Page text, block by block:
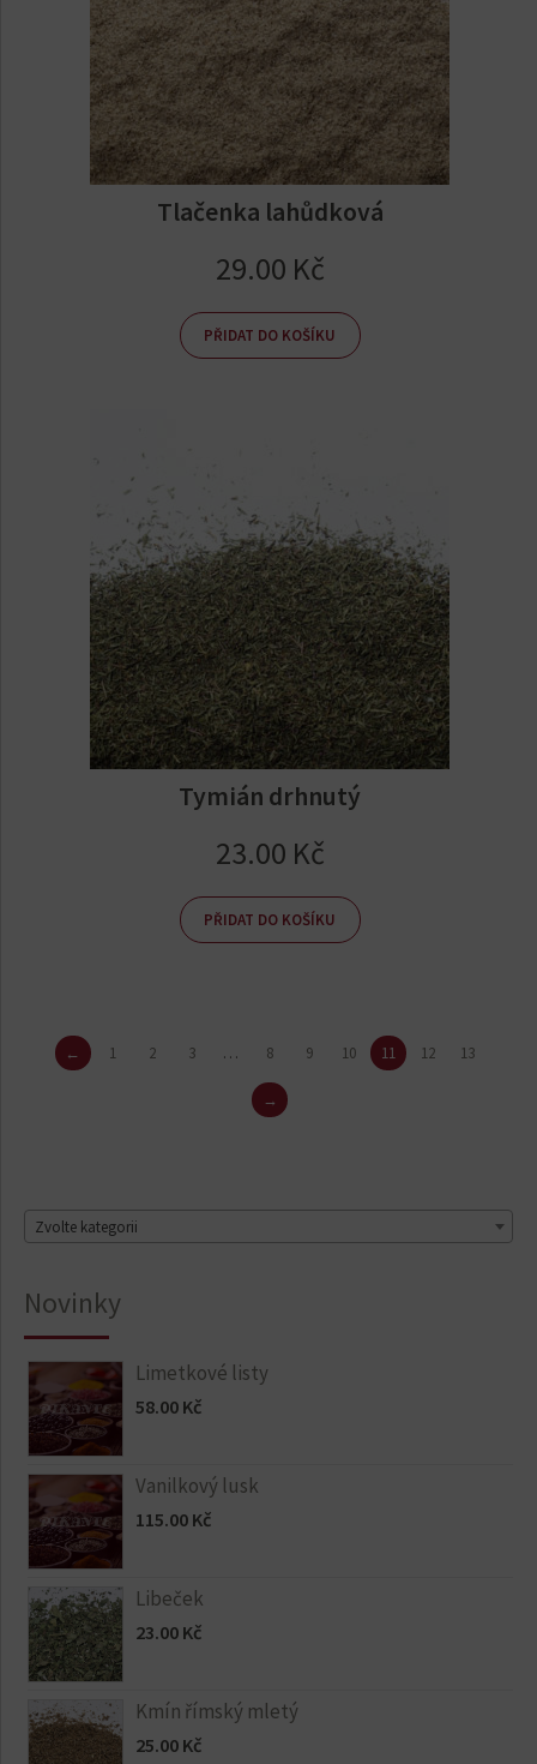
Tlačenka lahůdková
29.00 Kč
PŘIDAT DO KOŠÍKU
Tymián drhnutý
23.00 Kč
PŘIDAT DO KOŠÍKU
← 1 2 3 … 8 9 10 11 12 13
→
Zvolte kategorii
Novinky
Limetkové listy
58.00 Kč
Vanilkový lusk
115.00 Kč
Libeček
23.00 Kč
Kmín římský mletý
25.00 Kč